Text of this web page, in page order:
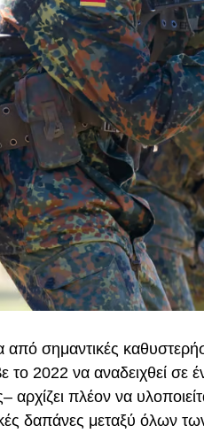
από σημαντικές
το 2022 να αναδειχθεί
αρχίζει πλέον να
δαπάνες μεταξύ όλων